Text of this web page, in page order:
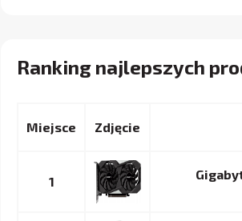
Ranking najlepszych
Miejsce
1